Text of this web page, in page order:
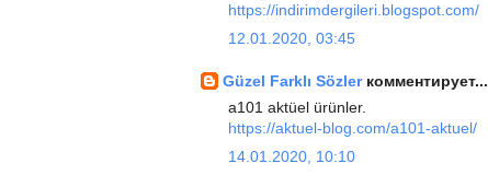
https://indirimdergileri.blogspot.com/
12.01.2020, 03:45
Güzel Farklı Sözler комментирует...
a101 aktüel ürünler.
https://aktuel-blog.com/a101-aktuel/
14.01.2020, 10:10